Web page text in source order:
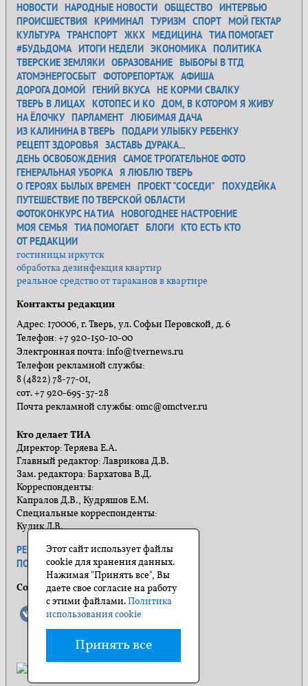
НОВОСТИ НАРОДНЫЕ НОВОСТИ ОБЩЕСТВО ИНТЕРВЬЮ
ПРОИСШЕСТВИЯ КРИМИНАЛ ТУРИЗМ СПОРТ МОЙ ГЕКТАР
КУЛЬТУРА ТРАНСПОРТ ЖКХ МЕДИЦИНА ТИА ПОМОГАЕТ
#БУДЬДОМА ИТОГИ НЕДЕЛИ ЭКОНОМИКА ПОЛИТИКА
ТВЕРСКИЕ ЗЕМЛЯКИ ОБРАЗОВАНИЕ ВЫБОРЫ В ТГД
АТОМЭНЕРГОСБЫТ ФОТОРЕПОРТАЖ АФИША
ДОРОГА ДОМОЙ ГЕНИЙ ВКУСА НЕ КОРМИ СВАЛКУ
ТВЕРЬ В ЛИЦАХ КОТОПЕС И КО ДОМ, В КОТОРОМ Я ЖИВУ
НА ЁЛОЧКУ ПАРЛАМЕНТ ЛЮБИМАЯ ДАЧА
ИЗ КАЛИНИНА В ТВЕРЬ ПОДАРИ УЛЫБКУ РЕБЕНКУ
РЕЦЕПТ ЗДОРОВЬЯ ЗАСТАВЬ ДУРАКА...
ДЕНЬ ОСВОБОЖДЕНИЯ САМОЕ ТРОГАТЕЛЬНОЕ ФОТО
ГЕНЕРАЛЬНАЯ УБОРКА Я ЛЮБЛЮ ТВЕРЬ
О ГЕРОЯХ БЫЛЫХ ВРЕМЕН ПРОЕКТ "СОСЕДИ"
ПОХУДЕЙКА
ПУТЕШЕСТВИЕ ПО ТВЕРСКОЙ ОБЛАСТИ
ФОТОКОНКУРС НА ТИА НОВОГОДНЕЕ НАСТРОЕНИЕ
МОЯ СЕМЬЯ ТИА ПОМОГАЕТ БЛОГИ КТО ЕСТЬ КТО
ОТ РЕДАКЦИИ
гостиницы иркутск
обработка дезинфекция квартир
реальное средство от тараканов в квартире
Контакты редакции
Адрес: 170006, г. Тверь, ул. Софьи Перовской, д. 6
Телефон: +7 920-150-10-00
Электронная почта: info@tvernews.ru
Телефон рекламной службы:
8 (4822) 78-77-01,
сот. +7 920-695-37-28
Почта рекламной службы: omc@omctver.ru
Кто делает ТИА
Директор: Теряева Е.А.
Главный редактор: Лаврикова Д.В.
Зам. редактора: Бархатова В.Д.
Корреспонденты:
Капралов Д.В., Кудряшов Е.М.
Специальные корреспонденты:
Кулик Л.В.
РЕКЛАМА ПРАВИЛА САЙТА
ПОЛИТИКА КОНФИДЕНЦИАЛЬНОСТИ
Социальные сети
Этот сайт использует файлы
cookie для хранения данных.
Нажимая "Принять все", Вы
даете свое согласие на работу
с этими файлами.Политика
использования cookie
Принять все